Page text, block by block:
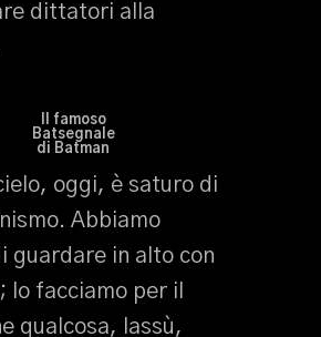
dittatori alla
Il famoso
Batsegnale
di Batman
oggi, è saturo di
Abbiamo
guardare in alto con
lo facciamo per il
qualcosa, lassù,